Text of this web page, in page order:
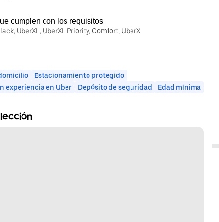
cumplen con los requisitos
UberXL, UberXL Priority, Comfort, UberX
Estacionamiento protegido
experiencia en Uber
Depósito de seguridad Edad mínima